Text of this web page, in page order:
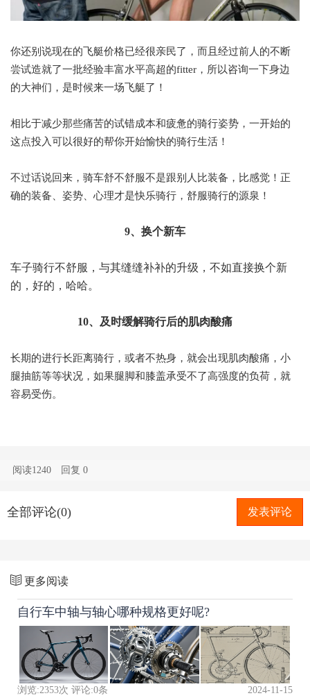
你还别说现在的飞艇价格已经很亲民了，而且经过前人的不断
尝试造就了一批经验丰富水平高超的fitter，所以咨询一下身边
的大神们，是时候来一场飞艇了！
相比于减少那些痛苦的试错成本和疲惫的骑行姿势，一开始的
这点投入可以很好的帮你开始愉快的骑行生活！
不过话说回来，骑车舒不舒服不是跟别人比装备，比感觉！正
确的装备、姿势、心理才是快乐骑行，舒服骑行的源泉！
9、换个新车
车子骑行不舒服，与其缝缝补补的升级，不如直接换个新
的，好的，哈哈。
10、及时缓解骑行后的肌肉酸痛
长期的进行长距离骑行，或者不热身，就会出现肌肉酸痛，小
腿抽筋等等状况，如果腿脚和膝盖承受不了高强度的负荷，就
容易受伤。
阅读1240 回复0
全部评论(0) 发表评论
更多阅读
自行车中轴与轴心哪种规格更好呢?
浏览:2353次 评论:0条 2024-11-15